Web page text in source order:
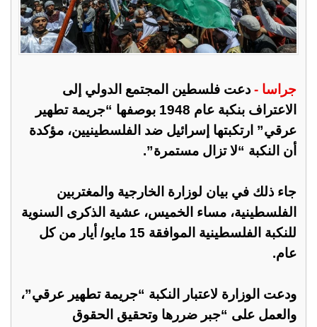
جراسا - دعت فلسطين المجتمع الدولي إلى
الاعتراف بنكبة عام 1948 بوصفها “جريمة تطهير
عرقي” ارتكبتها إسرائيل ضد الفلسطينيين، مؤكدة
أن النكبة “لا تزال مستمرة”.
جاء ذلك في بيان لوزارة الخارجية والمغتربين
الفلسطينية، مساء الخميس، عشية الذكرى السنوية
للنكبة الفلسطينية الموافقة 15 مايو/ أيار من كل
عام.
ودعت الوزارة لاعتبار النكبة “جريمة تطهير عرقي”،
والعمل على “جبر ضررها وتحقيق الحقوق